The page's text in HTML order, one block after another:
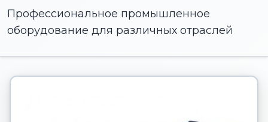
Профессиональное промышленное
оборудование для различных отраслей